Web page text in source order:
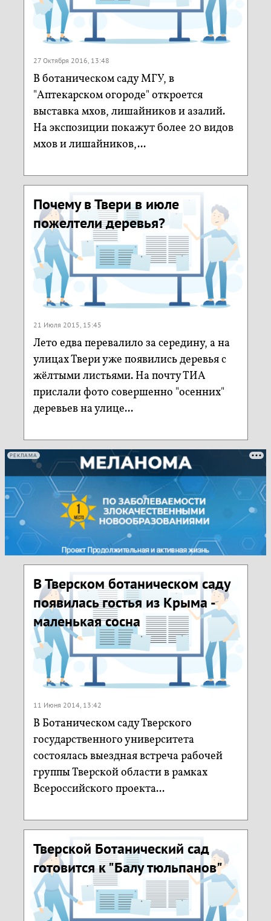
27 Октября 2016, 13:48
В ботаническом саду МГУ, в
"Аптекарском огороде" откроется
выставка мхов, лишайников и азалий.
На экспозиции покажут более 20 видов
мхов и лишайников,...
Почему в Твери в июле
пожелтели деревья?
21 Июля 2015, 15:45
Лето едва перевалило за середину, а на
улицах Твери уже появились деревья с
жёлтыми листьями. На почту ТИА
прислали фото совершенно "осенних"
деревьев на улице...
РЕКЛАМА
В Тверском ботаническом саду
появилась гостья из Крыма -
маленькая сосна
11 Июня 2014, 13:42
В Ботаническом саду Тверского
государственного университета
состоялась выездная встреча рабочей
группы Тверской области в рамках
Всероссийского проекта...
Тверской Ботанический сад
готовится к "Балу тюльпанов"